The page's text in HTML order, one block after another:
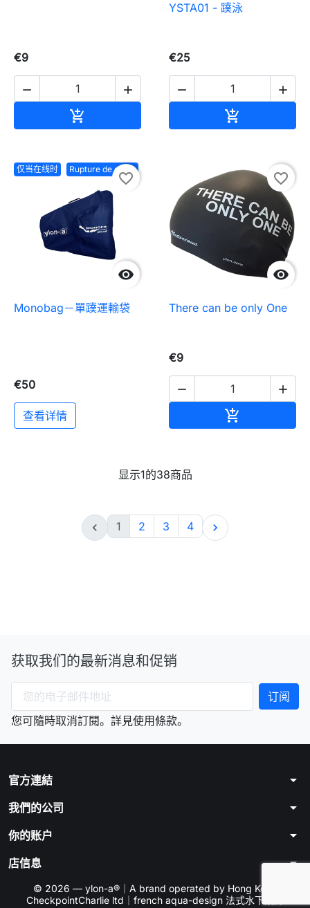
€9
 

YSTA01 - 蹼泳
€25
 

仅当在线时 Rupture de stock

favorite_border
Monobag－單蹼運輸袋
€50
查看详情

favorite_border
There can be only One
€9
 

显示1的38商品
 1 2 3 4 
获取我们的最新消息和促销
您可隨時取消訂閱。詳見使用條款。
官方連結 arrow_drop_down
我們的公司 arrow_drop_down
你的账户 arrow_drop_down
店信息 arrow_drop_down
© 2026 — ylon-a®｜A brand operated by Hong Kong
CheckpointCharlie ltd｜french aqua-design 法式水下設計